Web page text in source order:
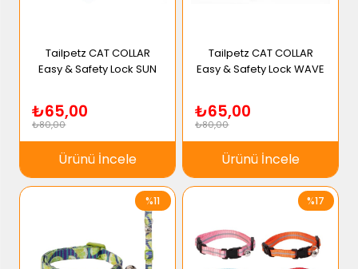
Tailpetz CAT COLLAR
Easy & Safety Lock SUN
₺65,00
₺80,00
Ürünü İncele
Tailpetz CAT COLLAR
Easy & Safety Lock WAVE
₺65,00
₺80,00
Ürünü İncele
%11 %17